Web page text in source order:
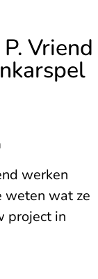
Vriend
werken
weten wat ze
project in